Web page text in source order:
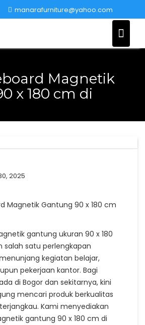
manarafurniture@yahoo.com
Magnetik
x 180 cm di
2025
Magnetik Gantung 90 x 180 cm
gantung ukuran 90 x 180
salah satu perlengkapan
kegiatan belajar,
pekerjaan kantor. Bagi
di Bogor dan sekitarnya, kini
mencari produk berkualitas
Kami menyediakan
gantung 90 x 180 cm di